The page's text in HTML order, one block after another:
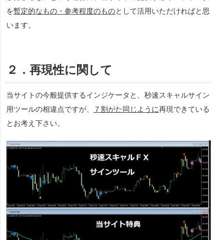
を暫定的なもの・参考程度のものとして活用いただければと思
います。
２．再現性に関して
当サイトの今般提供するインジケータと、 秒速スキャルサイン
用ツールの相違点ですが、
７割がた同じように再現できている
とお考え下さい。